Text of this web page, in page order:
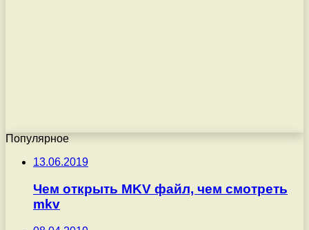
Популярное
13.06.2019
Чем открыть MKV файл, чем смотреть
mkv